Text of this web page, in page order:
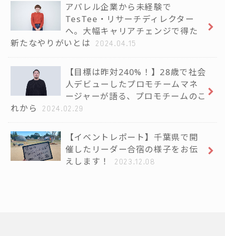
アパレル企業から未経験で
TesTee・リサーチディレクター
へ。大幅キャリアチェンジで得た
新たなやりがいとは
2024.04.15
【目標は昨対240%！】28歳で社会
人デビューしたプロモチームマネ
ージャーが語る、プロモチームのこ
れから
2024.02.29
【イベントレポート】千葉県で開
催したリーダー合宿の様子をお伝
えします！
2023.12.08